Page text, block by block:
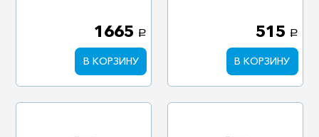
1665 a
В КОРЗИНУ
515 a
В КОРЗИНУ